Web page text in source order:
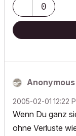
0
Anonymous
‎2005-02-01 12:22
Wenn Du ganz
ohne Verluste